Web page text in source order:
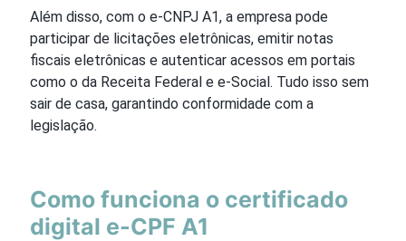
Além disso, com o e-CNPJ A1, a empresa pode
participar de licitações eletrônicas, emitir notas
fiscais eletrônicas e autenticar acessos em portais
como o da Receita Federal e e-Social. Tudo isso sem
sair de casa, garantindo conformidade com a
legislação.
Como funciona o certificado
digital e-CPF A1